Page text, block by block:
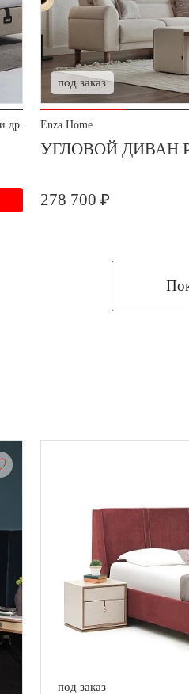
др.
под заказ
Enza Home
УГЛОВОЙ ДИВАН
278 700 ₽
под заказ